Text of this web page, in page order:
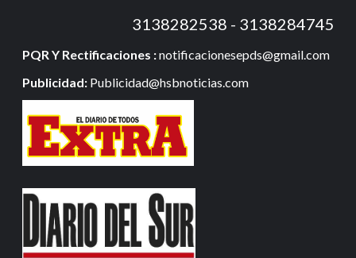
3138282538 - 3138284745
PQR Y Rectificaciones :notificacionesepds@gmail.com
Publicidad: Publicidad@hsbnoticias.com